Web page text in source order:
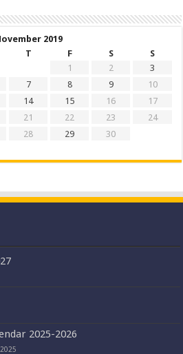
2019
T F S
S
1
2
3
7 8 9
10
14 15 16
17
21 22 23
24
28 29
30
2025-2026